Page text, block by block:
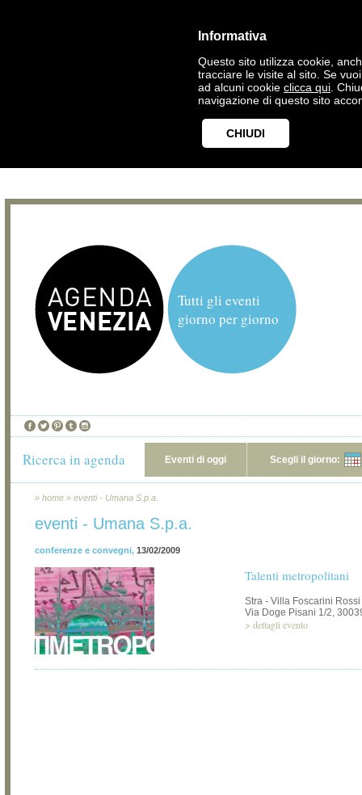
Informativa
Questo sito utilizza cookie,
tracciare le visite al sito. Se
ad alcuni cookie clicca qui .
navigazione di questo sito
CHIUDI
Tutti gli eventi
giorno per giorno
Ricerca in agenda Eventi di oggi Scegli il giorno:
» home » eventi - Umana S.p.a.
eventi - Umana S.p.a.
conferenze e convegni, 13/02/2009
Talenti metropolitani
Stra - Villa Foscarini Rossi
Via Doge Pisani 1/2,
> dettagli evento